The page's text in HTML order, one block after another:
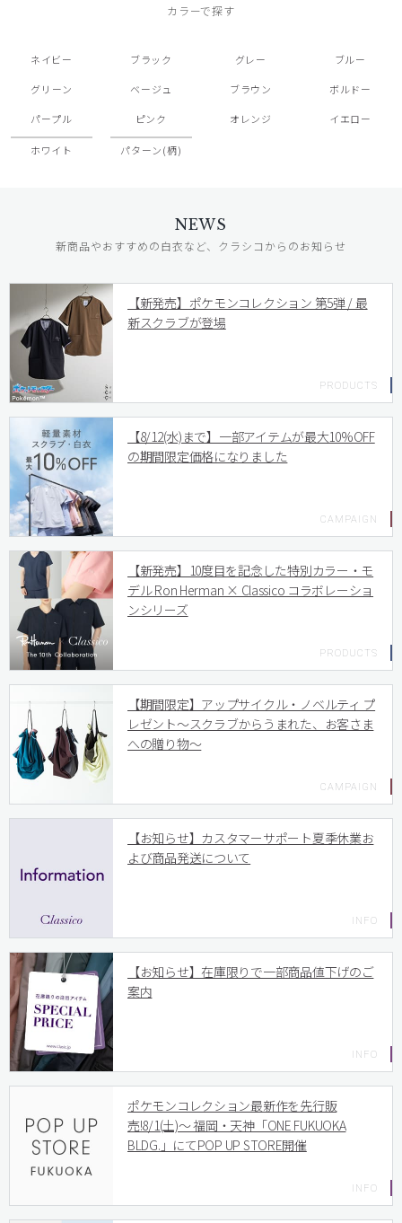
カラーで探す
ネイビー ブラック グレー ブルー
グリーン ベージュ ブラウン ボルドー
パープル ピンク オレンジ イエロー
ホワイト パターン(柄)
NEWS
新商品やおすすめの白衣など、クラシコからのお知らせ
【新発売】ポケモンコレクション 第5弾 / 最
新スクラブが登場
【8/12(水)まで】一部アイテムが最大10%OFF
の期間限定価格になりました
【新発売】10度目を記念した特別カラー・モ
デル Ron Herman × Classico コラボレーショ
ンシリーズ
【期間限定】アップサイクル・ノベルティ プ
レゼント〜スクラブからうまれた、お客さま
への贈り物〜
【お知らせ】カスタマーサポート夏季休業お
よび商品発送について
【お知らせ】在庫限りで一部商品値下げのご
案内
ポケモンコレクション最新作を先行販
売!8/1(土)〜 福岡・天神「ONE FUKUOKA
BLDG.」にてPOP UP STORE開催